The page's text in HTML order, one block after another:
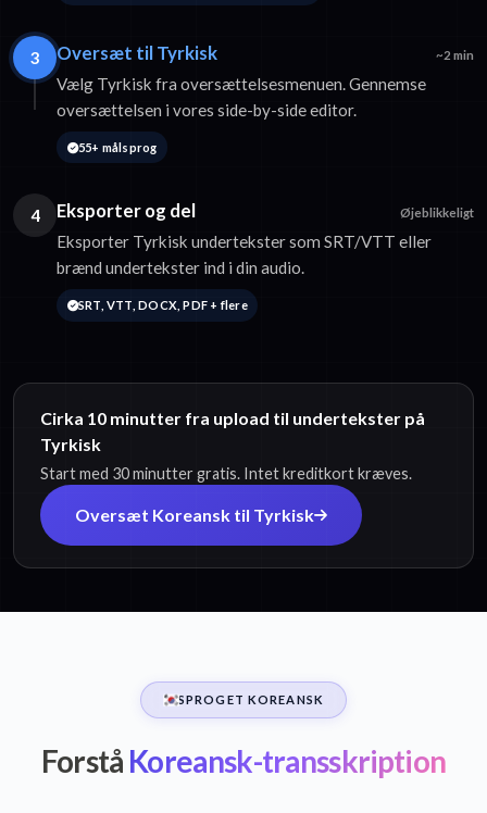
3 Oversæt til Tyrkisk ~2 min
Vælg Tyrkisk fra oversættelsesmenuen. Gennemse
oversættelsen i vores side-by-side editor.
55+ målsprog
4 Eksporter og del Øjeblikkeligt
Eksporter Tyrkisk undertekster som SRT/VTT eller
brænd undertekster ind i din audio.
SRT, VTT, DOCX, PDF + flere
Cirka 10 minutter fra upload til undertekster på
Tyrkisk
Start med 30 minutter gratis. Intet kreditkort kræves.
Oversæt Koreansk til Tyrkisk
SPROGET KOREANSK
Forstå Koreansk-transskription